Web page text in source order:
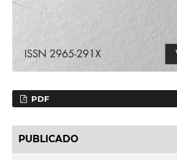
PDF
PUBLICADO